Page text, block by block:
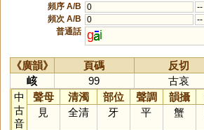
頻序 A/B
0
--
頻次 A/B
0
--
普通話 g i
《廣韻》 頁碼 反切
峐
99
古哀
中
古
音
聲母 清濁 部位 聲調 韻攝
見
全清 牙 平 蟹